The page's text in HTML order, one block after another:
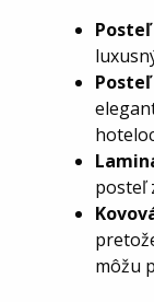
posteľ
môžu